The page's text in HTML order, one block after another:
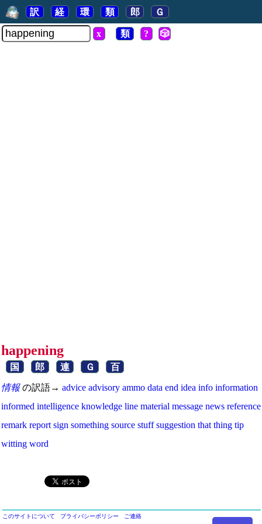
訳 経 環 類 郎 Ｇ
x 類 ? 🎲
happening
国 郎 連 Ｇ 百
情報の訳語→ advice advisory ammo data end idea info information
informed intelligence knowledge line material message news reference
remark report sign something source stuff suggestion that thing tip
witting word
このサイトについて プライバシーポリシー ご連絡